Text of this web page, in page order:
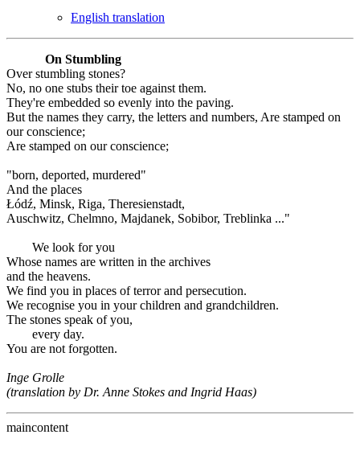
English translation
On Stumbling
Over stumbling stones?
No, no one stubs their toe against them.
They're embedded so evenly into the paving.
But the names they carry, the letters and numbers, Are stamped on
our conscience;
Are stamped on our conscience;
"born, deported, murdered"
And the places
Łódź, Minsk, Riga, Theresienstadt,
Auschwitz, Chelmno, Majdanek, Sobibor, Treblinka ..."
We look for you
Whose names are written in the archives
and the heavens.
We find you in places of terror and persecution.
We recognise you in your children and grandchildren.
The stones speak of you,
every day.
You are not forgotten.
Inge Grolle
(translation by Dr. Anne Stokes and Ingrid Haas)
maincontent